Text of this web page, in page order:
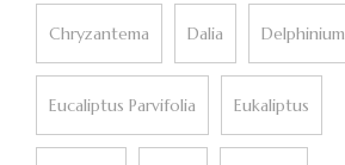
Chryzantema Dalia Delphinium
Eucaliptus Parvifolia Eukaliptus